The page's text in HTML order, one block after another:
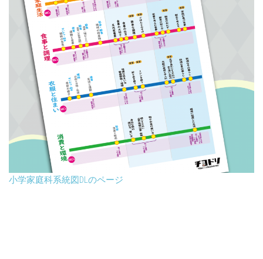
小学家庭科系統図DLのページ